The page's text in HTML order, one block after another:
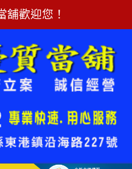
舖歡迎您！